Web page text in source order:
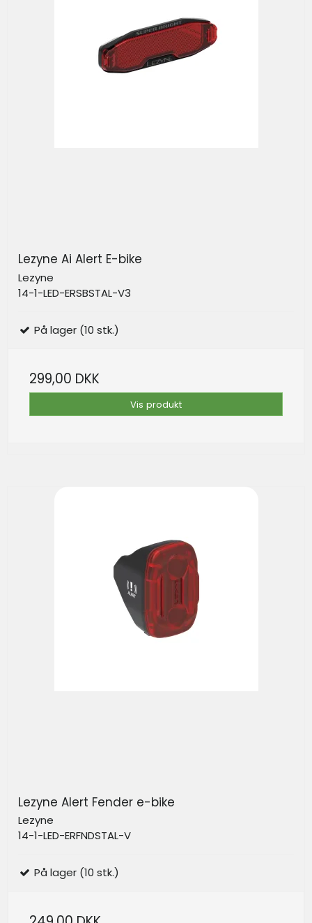
Lezyne Ai Alert E-bike
Lezyne
14-1-LED-ERSBSTAL-V3
På lager (10 stk.)
299,00 DKK
Vis produkt
Lezyne Alert Fender e-bike
Lezyne
14-1-LED-ERFNDSTAL-V
På lager (10 stk.)